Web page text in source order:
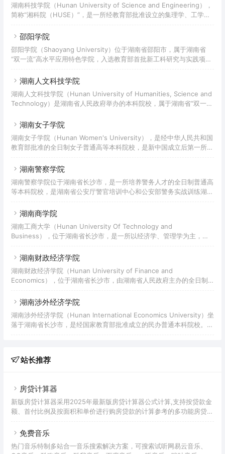
权；2021年获批硕士学位授予立项建设单位。截至2022年4月，怀化
学院有两个校区，占地1158亩，建筑面积54万平方米；有馆藏图书153
湖南科技学院（Hunan University of Science and Engineering），
简称“湘科院（HUSE）”，是一所经教育部批准设立的集理学、工学、
日制普通本科院校，属综合性应用型本科院校，曾被业界誉为“全国师
校。湖南科技学院办学始于1941年，前身为湖南省立第七师范学校，
后历经零陵师范学校、零陵师范学院等时期；1971年创办专科教育，并
邵阳学院
邵阳学院（Shaoyang University）位于湖南省邵阳市，属于湖南省
“双一流”高水平应用特色学院，入选教育部首批新工科研究与实践项
验高校。学校创建于1958年，前身是邵阳师范专科学校，2002年与邵
程硕士学位招生权（服务国家特殊需求人才培养项目）；2018年7月，
学校新增为湖南省硕士学位授予单位立项建设单位（第三批）。截至
湖南人文科技学院
湖南人文科技学院（Hunan University of Humanities, Science and
Technology）是湖南省人民政府举办的本科院校，属于湖南省“双一
硕士专业学位研究生教育试点高校。湖南人文科技学院始于1978年创
批准，学校升格并更名为湖南人文科技学院，成为一所全日制本科普通
高校；2010年经国务院学位委员会批准，学校取得硕士学位授予权
湖南女子学院
湖南女子学院（Hunan Women's University），是经中华人民共和国
教育部批准的全日制女子普通高等本科院校，是新中国成立后第一所公
全国妇联与湖南省人民政府共建高校，是世界女子教育联盟成员、中国
前身为创办于1985年的湖南女子职业大学，2010年3月经教育部批准
升格为全日制普通本科院校，更名为湖南女子学院，2010年6月加入世
湖南警察学院
湖南警察学院位于湖南省长沙市，是一所培养警务人才的全日制普通高
等本科院校，是湖南省公安厅警官培训中心和公安部警务实战训练湖南
先后经历了湖南省公安干部学校、湖南省政法干部学校、湖南省公安学
等阶段，历经更名、调整和合并等演进和发展，2010年3月，经教育部
批准组建湖南警察学院。据2021年7月学校官网显示，学校占地面积
湖南商学院
湖南工商大学（Hunan University Of Technology and
Business），位于湖南省长沙市，是一所以经济学、管理学为主，涵
选湖南省2011计划、“十三五”应用型本科产教融合发展工程、湖南省国
内一流学科建设高校，是教育部本科教学工作水平评估优秀高校、博士
学位授予立项建设单位、中国首批深化创新创业教育改革示范高校、全
国高校实践育人创新创业基地、全国创新创业典型经验50强高校。学
湖南财政经济学院
湖南财政经济学院（Hunan University of Finance and
Economics），位于湖南省长沙市，由湖南省人民政府主办的全日制
试点工程单位”。学院起始于1933年创办的厚生会计讲习所，1942年，
厚生会计讲习所改名为湖南私立厚生会计补习学校。解放后，厚生会计
补习学校由湖南省人民政府接管，并于1951年更名为湖南厚生会计学
校，由私立改为公办。此后，相继更名为湖南省财政学校、湖南省财贸
湖南涉外经济学院
湖南涉外经济学院（Hunan International Economics University）坐
落于湖南省长沙市，是经国家教育部批准成立的民办普通本科院校。学
米，建筑面积48.53万平方米；有教职工1278人，全日制在校生约2.8
站长推荐
房贷计算器
新版房贷计算器采用2025年最新版房贷计算器公式计算,支持按贷款金
额、首付比例及按面积和单价进行购房贷款的计算参考的多功能房贷计
贷款利率、首付、月供明细等提供计算参考。
免费音乐
热门音乐特制多站合一音乐搜索解决方案，可搜索试听网易云音乐、